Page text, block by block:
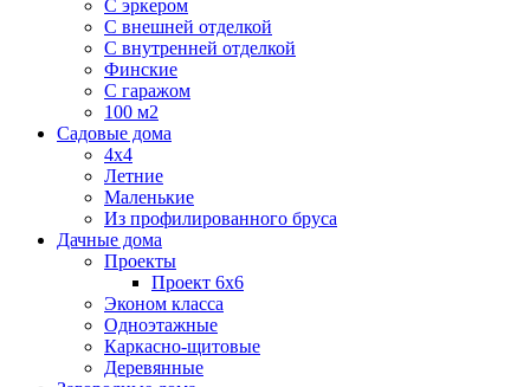
С эркером
С внешней отделкой
С внутренней отделкой
Финские
С гаражом
100 м2
Садовые дома
4х4
Летние
Маленькие
Из профилированного бруса
Дачные дома
Проекты
Проект 6х6
Эконом класса
Одноэтажные
Каркасно-щитовые
Деревянные